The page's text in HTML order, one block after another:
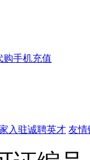
购手机充值
入驻诚聘英才 友情